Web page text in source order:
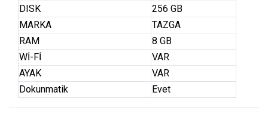
DISK
256 GB
MARKA
TAZGA
RAM
8 GB
Wİ-Fİ
VAR
AYAK
VAR
Dokunmatik
Evet